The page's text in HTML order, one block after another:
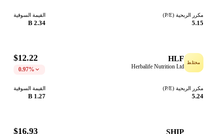
مكرر الربحية (P/E)
5.15
القيمة السوقية
2.34 B
مختلط HLF
Herbalife Nutrition Ltd
$12.22
0.97%
مكرر الربحية (P/E)
5.24
القيمة السوقية
1.27 B
SHIP
$16.93